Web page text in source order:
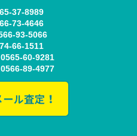
37-8989
73-4646
93-5066
66-1511
0565-60-9281
0566-89-4977